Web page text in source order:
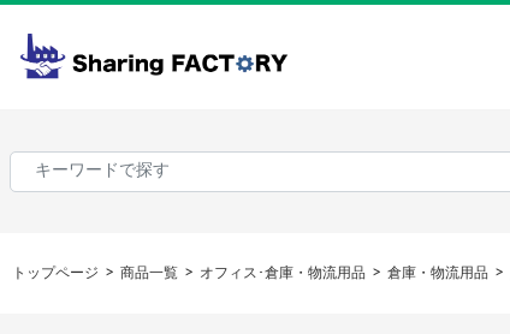
トップページ 商品一覧 オフィス･倉庫・物流用品 倉庫・物流用品